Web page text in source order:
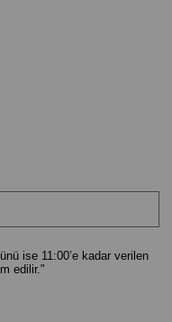
ise 11:00’e kadar verilen
edilir."